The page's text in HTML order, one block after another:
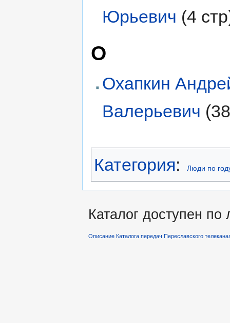
Юрьевич (4
О
Охапкин
Валерьевич
Категория: Люди по
Каталог доступен
Описание Каталога передач Переславского